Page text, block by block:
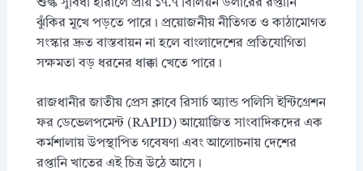
শুল্ক সুবিধা হারালে প্রায় ১৭.৭ বিলিয়ন ডলারের রপ্তানি
ঝুঁকির মুখে পড়তে পারে। প্রয়োজনীয় নীতিগত ও কাঠামোগত
সংস্কার দ্রুত বাস্তবায়ন না হলে বাংলাদেশের প্রতিযোগিতা
সক্ষমতা বড় ধরনের ধাক্কা খেতে পারে।
রাজধানীর জাতীয় প্রেস ক্লাবে রিসার্চ অ্যান্ড পলিসি ইন্টিগ্রেশন
ফর ডেভেলপমেন্ট (RAPID) আয়োজিত সাংবাদিকদের এক
কর্মশালায় উপস্থাপিত গবেষণা এবং আলোচনায় দেশের
রপ্তানি খাতের এই চিত্র উঠে আসে।